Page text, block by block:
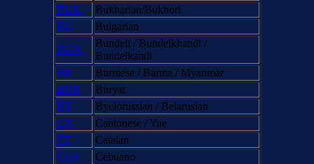
BUK
Bukharian/Bukhori
BU
Bulgarian
BUN
Bundeli / Bundelkhandi /
Bundelkandi
BR
Burmese / Barma / Myanmar
BUR
Buryat
BY
Byelorussian / Belarusian
CA
Cantonese / Yue
CT
Catalan
CEB
Cebuano